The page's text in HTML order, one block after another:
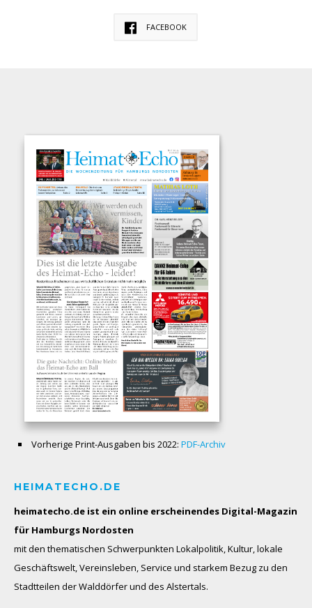
FACEBOOK
Vorherige Print-Ausgaben bis 2022: PDF-Archiv
HEIMATECHO.DE
heimatecho.de ist ein online erscheinendes Digital-Magazin
für Hamburgs Nordosten
mit den thematischen Schwerpunkten Lokalpolitik, Kultur, lokale
Geschäftswelt, Vereinsleben, Service und starkem Bezug zu den
Stadtteilen der Walddörfer und des Alstertals.